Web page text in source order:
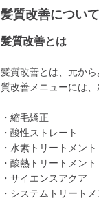
髪質改善について
髪質改善とは
髪質改善とは、元か
質改善メニューには、
・縮毛矯正
・酸性ストレート
・水素トリートメント
・酸熱トリートメント
・サイエンスアクア
・システムトリートメ